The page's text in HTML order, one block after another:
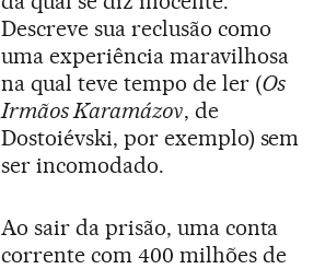
Descreve sua reclusão como
uma experiência maravilhosa
na qual teve tempo de ler (Os
Irmãos Karamázov, de
Dostoiévski, por exemplo) sem
ser incomodado.
Ao sair da prisão, uma conta
corrente com 400 milhões de